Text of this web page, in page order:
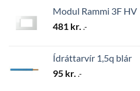
Modul Rammi 3F HV
481 kr. .-
Ídráttarvír 1,5q blár
95 kr. .-